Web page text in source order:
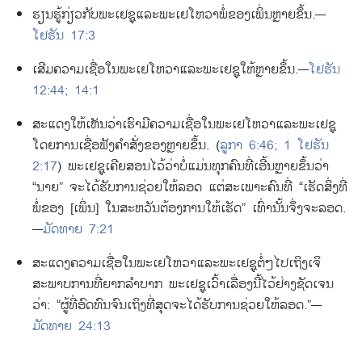
ຮຽນ​ຮູ້​ກ່ຽວກັບ​ພະ​ເຢຊູ​ແລະ​ພະ​ເຢໂຫວາ​ພໍ່​ຂອງ​ເພິ່ນ​ຫຼາຍ​ຂຶ້ນ.—
ໂຢຮັນ 17:3
ເສີມ​ຄວາມ​ເຊື່ອ​ໃນ​ພະ​ເຢໂຫວາ​ແລະ​ພະ​ເຢຊູ​ໃຫ້​ຫຼາຍ​ຂຶ້ນ.—ໂຢຮັນ
12:44; 14:1
ສະແດງ​ໃຫ້​ເຫັນ​ວ່າ​ເຮົາ​ມີ​ຄວາມ​ເຊື່ອ​ໃນ​ພະ​ເຢໂຫວາ​ແລະ​ພະ​ເຢຊູ​
ໂດຍ​ການ​ເຊື່ອຟັງ​ຄຳ​ສັ່ງ​ຂອງ​ຫຼາຍ​ຂຶ້ນ. (ລູກາ 6:46; 1 ໂຢຮັນ
2:17) ພະ​ເຢຊູ​ເຄີຍ​ສອນ​ໄວ້​ວ່າ​ບໍ່​ແມ່ນ​ທຸກ​ຄົນ​ທີ່​ເອີ້ນ​ຫຼາຍ​ຂຶ້ນ​ວ່າ
“ນາຍ” ຈະ​ໄດ້​ຮັບ​ການ​ຊ່ວຍ​ໃຫ້​ລອດ ແຕ່​ສະເພາະ​ຄົນ​ທີ່ “ເຮັດ​ສິ່ງ​ທີ່​
ພໍ່​ຂອງ [ເພິ່ນ] ໃນ​ສະຫວັນ​ຕ້ອງການ​ໃຫ້​ເຮັດ” ເທົ່າ​ນັ້ນ​ຈຶ່ງ​ຈະ​ລອດ.
—ມັດທາຍ 7:21
ສະແດງ​ຄວາມ​ເຊື່ອ​ໃນ​ພະ​ເຢໂຫວາ​ແລະ​ພະ​ເຢຊູ​ຕໍ່​ໆ​ໄປ​ເຖິງ​ເຈິ​
ສະພາບການ​ທີ່​ຍາກ​ລຳບາກ ພະ​ເຢຊູ​ເວົ້າ​ເລື່ອງ​ນີ້​ໄວ້​ຢ່າງ​ຊັດເຈນ​
ວ່າ: “ຜູ້​ທີ່​ອົດທົນ​ຈົນ​ເຖິງ​ທີ່​ສຸດ​ຈະ​ໄດ້​ຮັບ​ການ​ຊ່ວຍ​ໃຫ້​ລອດ.”—
ມັດທາຍ 24:13